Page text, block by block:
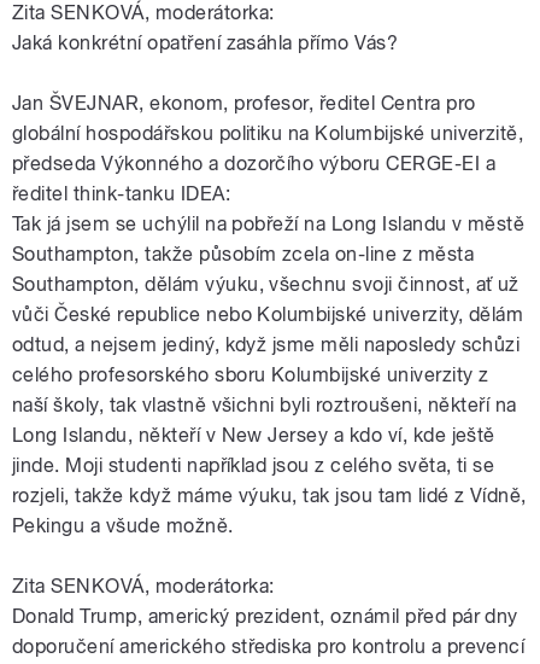
Zita SENKOVÁ, moderátorka:
Jaká konkrétní opatření zasáhla přímo Vás?
Jan ŠVEJNAR, ekonom, profesor, ředitel Centra pro
globální hospodářskou politiku na Kolumbijské univerzitě,
předseda Výkonného a dozorčího výboru CERGE-EI a
ředitel think-tanku IDEA:
Tak já jsem se uchýlil na pobřeží na Long Islandu v městě
Southampton, takže působím zcela on-line z města
Southampton, dělám výuku, všechnu svoji činnost, ať už
vůči České republice nebo Kolumbijské univerzity, dělám
odtud, a nejsem jediný, když jsme měli naposledy schůzi
celého profesorského sboru Kolumbijské univerzity z
naší školy, tak vlastně všichni byli roztroušeni, někteří na
Long Islandu, někteří v New Jersey a kdo ví, kde ještě
jinde. Moji studenti například jsou z celého světa, ti se
rozjeli, takže když máme výuku, tak jsou tam lidé z Vídně,
Pekingu a všude možně.
Zita SENKOVÁ, moderátorka:
Donald Trump, americký prezident, oznámil před pár dny
doporučení amerického střediska pro kontrolu a prevencí